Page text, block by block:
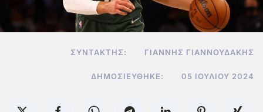
ΣΥΝΤΆΚΤΗΣ: ΓΙΆΝΝΗΣ ΓΙΑΝΝΟΥΔΆΚΗΣ
ΔΗΜΟΣΙΕΎΘΗΚΕ: 05 ΙΟΥΛΊΟΥ 2024